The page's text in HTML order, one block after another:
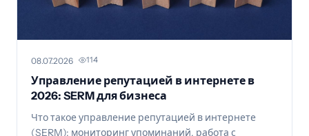
08.07.2026 114
Управление репутацией в интернете в
2026: SERM для бизнеса
Что такое управление репутацией в интернете
(SERM): мониторинг упоминаний, работа с